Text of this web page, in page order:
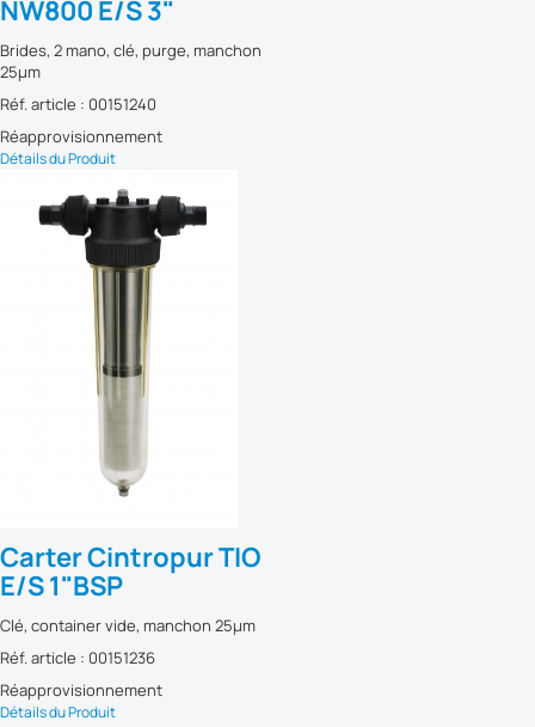
NW800 E/S 3"
Brides, 2 mano, clé, purge, manchon
25µm
Réf. article : 00151240
Réapprovisionnement
Détails du Produit
Carter Cintropur TIO
E/S 1"BSP
Clé, container vide, manchon 25µm
Réf. article : 00151236
Réapprovisionnement
Détails du Produit